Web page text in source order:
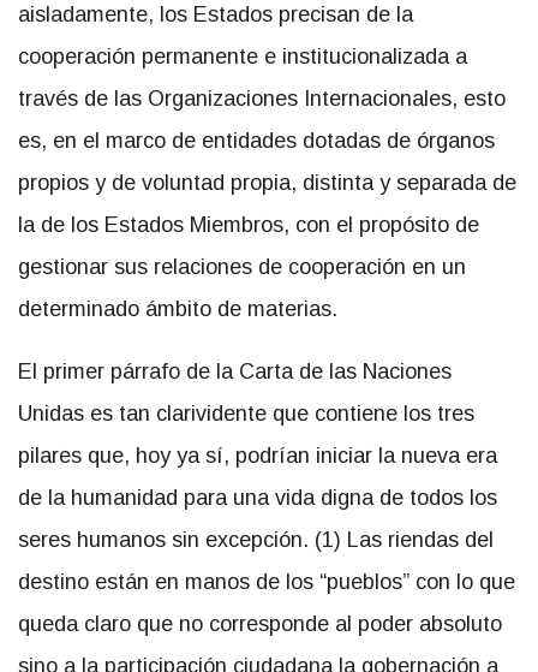
aisladamente, los Estados precisan de la
cooperación permanente e institucionalizada a
través de las Organizaciones Internacionales, esto
es, en el marco de entidades dotadas de órganos
propios y de voluntad propia, distinta y separada de
la de los Estados Miembros, con el propósito de
gestionar sus relaciones de cooperación en un
determinado ámbito de materias.
El primer párrafo de la Carta de las Naciones
Unidas es tan clarividente que contiene los tres
pilares que, hoy ya sí, podrían iniciar la nueva era
de la humanidad para una vida digna de todos los
seres humanos sin excepción. (1) Las riendas del
destino están en manos de los “pueblos” con lo que
queda claro que no corresponde al poder absoluto
sino a la participación ciudadana la gobernación a